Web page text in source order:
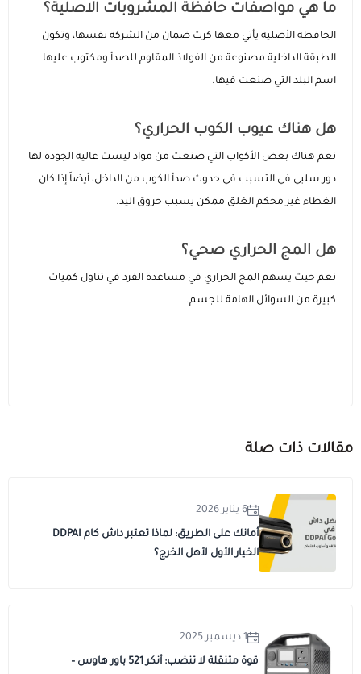
ما هي مواصفات حافظة المشروبات الاصلية؟
الحافظة الأصلية يأتي معها كرت ضمان من الشركة نفسها، وتكون
الطبقة الداخلية مصنوعة من الفولاذ المقاوم للصدأ ومكتوب عليها
اسم البلد التي صنعت فيها.
هل هناك عيوب الكوب الحراري؟
نعم هناك بعض الأكواب التي صنعت من مواد ليست عالية الجودة لها
دور سلبي في التسبب في حدوث صدأ الكوب من الداخل، أيضاً إذا كان
الغطاء غير محكم الغلق ممكن يسبب حروق اليد.
هل المج الحراري صحي؟
نعم حيث يسهم المج الحراري في مساعدة الفرد في تناول كميات
كبيرة من السوائل الهامة للجسم.
مقالات ذات صلة
6 يناير 2026
أمانك على الطريق: لماذا تعتبر داش كام DDPAI
الخيار الأول لأهل الخرج؟
1 ديسمبر 2025
قوة متنقلة لا تنضب: أنكر 521 باور هاوس –